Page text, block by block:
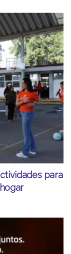
para